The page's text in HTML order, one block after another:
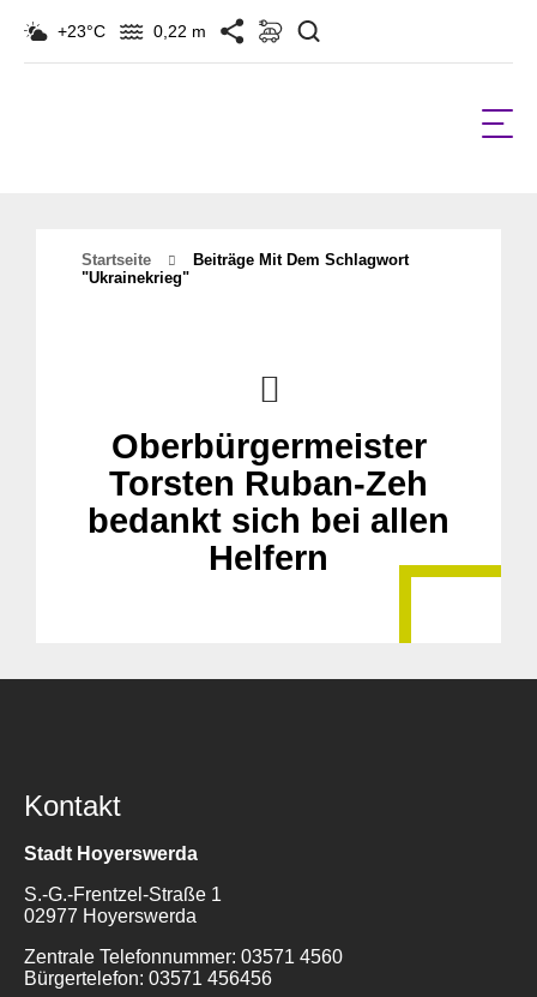
+23°C 0,22 m
Startseite
Beiträge Mit Dem Schlagwort
"ukrainekrieg"
Oberbürgermeister
Torsten Ruban-Zeh
bedankt sich bei allen
Helfern
Kontakt
Stadt Hoyerswerda
S.-G.-Frentzel-Straße 1
02977 Hoyerswerda
Zentrale Telefonnummer: 03571 4560
Bürgertelefon: 03571 456456